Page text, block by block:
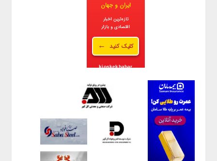
ایران و جهان
تازه‌ترین اخبار
اقتصادی و بازار
کلیک کنید ←
kioskekhabar